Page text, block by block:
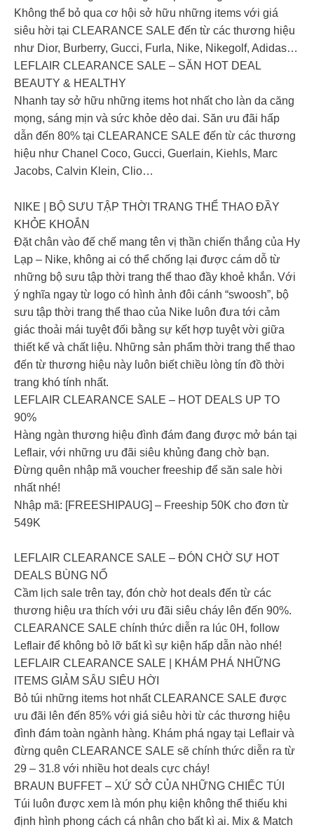
Không thể bỏ qua cơ hội sở hữu những items với giá
siêu hời tại CLEARANCE SALE đến từ các thương hiệu
như Dior, Burberry, Gucci, Furla, Nike, Nikegolf, Adidas…
LEFLAIR CLEARANCE SALE – SĂN HOT DEAL
BEAUTY & HEALTHY
Nhanh tay sở hữu những items hot nhất cho làn da căng
mọng, sáng mịn và sức khỏe dẻo dai. Săn ưu đãi hấp
dẫn đến 80% tại CLEARANCE SALE đến từ các thương
hiệu như Chanel Coco, Gucci, Guerlain, Kiehls, Marc
Jacobs, Calvin Klein, Clio…
NIKE | BỘ SƯU TẬP THỜI TRANG THỂ THAO ĐẦY
KHỎE KHOẮN
Đặt chân vào đế chế mang tên vị thần chiến thắng của Hy
Lạp – Nike, không ai có thể chống lại được cám dỗ từ
những bộ sưu tập thời trang thể thao đầy khoẻ khắn. Với
ý nghĩa ngay từ logo có hình ảnh đôi cánh “swoosh”, bộ
sưu tập thời trang thể thao của Nike luôn đưa tới cảm
giác thoải mái tuyệt đối bằng sự kết hợp tuyệt vời giữa
thiết kế và chất liệu. Những sản phẩm thời trang thể thao
đến từ thương hiệu này luôn biết chiều lòng tín đồ thời
trang khó tính nhất.
LEFLAIR CLEARANCE SALE – HOT DEALS UP TO
90%
Hàng ngàn thương hiệu đình đám đang được mở bán tại
Leflair, với những ưu đãi siêu khủng đang chờ bạn.
Đừng quên nhập mã voucher freeship để săn sale hời
nhất nhé!
Nhập mã: [FREESHIPAUG] – Freeship 50K cho đơn từ
549K
LEFLAIR CLEARANCE SALE – ĐÓN CHỜ SỰ HOT
DEALS BÙNG NỔ
Cầm lịch sale trên tay, đón chờ hot deals đến từ các
thương hiệu ưa thích với ưu đãi siêu cháy lên đến 90%.
CLEARANCE SALE chính thức diễn ra lúc 0H, follow
Leflair để không bỏ lỡ bất kì sự kiện hấp dẫn nào nhé!
LEFLAIR CLEARANCE SALE | KHÁM PHÁ NHỮNG
ITEMS GIẢM SÂU SIÊU HỜI
Bỏ túi những items hot nhất CLEARANCE SALE được
ưu đãi lên đến 85% với giá siêu hời từ các thương hiệu
đình đám toàn ngành hàng. Khám phá ngay tại Leflair và
đừng quên CLEARANCE SALE sẽ chính thức diễn ra từ
29 – 31.8 với nhiều hot deals cực cháy!
BRAUN BUFFET – XỨ SỞ CỦA NHỮNG CHIẾC TÚI
Túi luôn được xem là món phụ kiện không thể thiếu khi
định hình phong cách cá nhân cho bất kì ai. Mix & Match